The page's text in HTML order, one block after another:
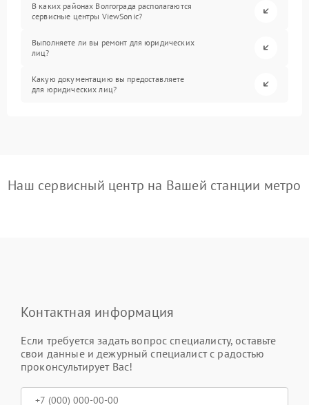
В каких районах Волгограда располагаются
сервисные центры ViewSonic?
Выполняете ли вы ремонт для юридических
лиц?
Какую документацию вы предоставляете
для юридических лиц?
Наш сервисный центр на Вашей станции метро
Контактная информация
Если требуется задать вопрос специалисту, оставьте
свои данные и дежурный специалист с радостью
проконсультирует Вас!